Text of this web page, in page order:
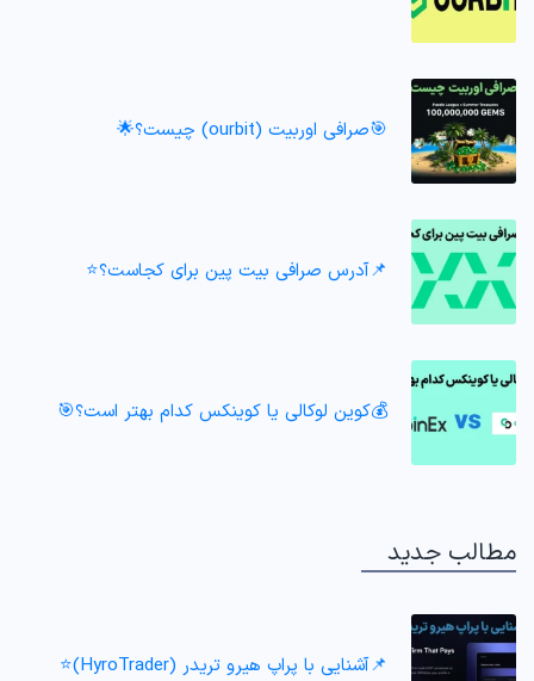
🎯صرافی اوربیت (ourbit) چیست؟🌟
📌آدرس صرافی بیت پین برای کجاست؟⭐️
💰کوین لوکالی یا کوینکس کدام بهتر است؟🎯
مطالب جدید
📌آشنایی با پراپ هیرو تریدر (HyroTrader)⭐️